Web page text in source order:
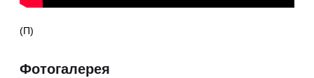
(П)
Фотогалерея